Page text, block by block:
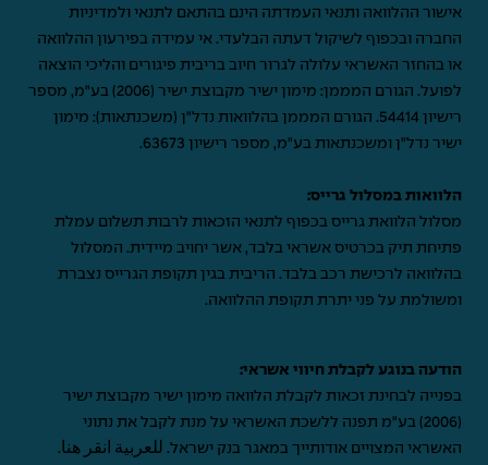
אישור ההלוואה ותנאי העמדתה הינם בהתאם לתנאי ולמדיניות
החברה ובכפוף לשיקול דעתה הבלעדי. אי עמידה בפירעון ההלוואה
או בהחזר האשראי עלולה לגרור חיוב בריבית פיגורים והליכי הוצאה
לפועל. הגורם המממן: מימון ישיר מקבוצת ישיר (2006) בע"מ, מספר
רישיון 54414. הגורם המממן בהלוואות נדל"ן (משכנתאות): מימון
ישיר נדל"ן ומשכנתאות בע"מ, מספר רישיון 63673.
הלוואות במסלול גרייס:
מסלול הלוואת גרייס בכפוף לתנאי הזכאות לרבות תשלום עמלת
פתיחת תיק בכרטיס אשראי בלבד, אשר יחויב מיידית. המסלול
בהלוואה לרכישת רכב בלבד. הריבית בגין תקופת הגרייס נצברת
ומשולמת על פני יתרת תקופת ההלוואה.
הודעה בנוגע לקבלת חיווי אשראי:
בפנייה לבחינת זכאות לקבלת הלוואה מימון ישיר מקבוצת ישיר
(2006) בע"מ תפנה ללשכת האשראי על מנת לקבל את נתוני
האשראי המצויים אודותייך במאגר בנק ישראל. للعربية انقر هنا .